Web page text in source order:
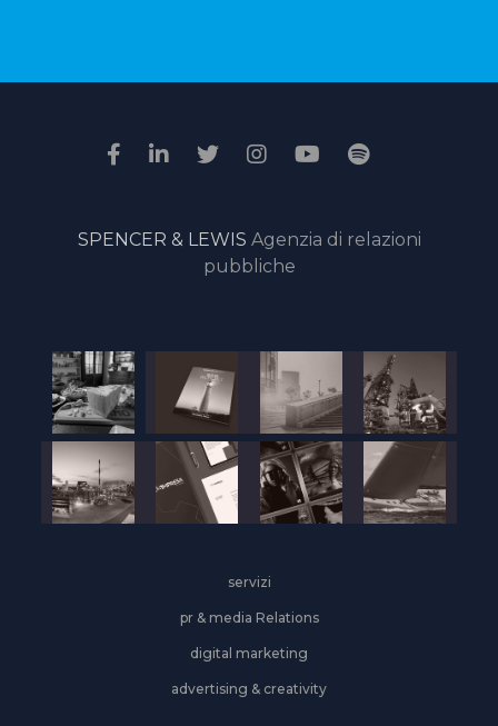
il
della
giuria
online
SPENCER & LEWIS Agenzia di relazioni
pubbliche
servizi
pr & media Relations
digital marketing
advertising & creativity